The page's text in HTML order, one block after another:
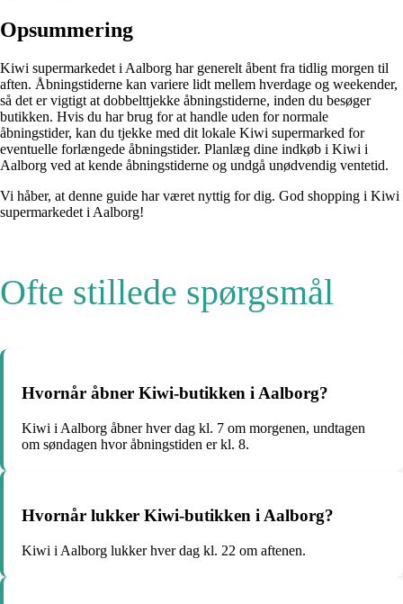
Opsummering
Kiwi supermarkedet i Aalborg har generelt åbent fra tidlig morgen til
aften. Åbningstiderne kan variere lidt mellem hverdage og weekender,
så det er vigtigt at dobbelttjekke åbningstiderne, inden du besøger
butikken. Hvis du har brug for at handle uden for normale
åbningstider, kan du tjekke med dit lokale Kiwi supermarked for
eventuelle forlængede åbningstider. Planlæg dine indkøb i Kiwi i
Aalborg ved at kende åbningstiderne og undgå unødvendig ventetid.
Vi håber, at denne guide har været nyttig for dig. God shopping i Kiwi
supermarkedet i Aalborg!
Ofte stillede spørgsmål
Hvornår åbner Kiwi-butikken i Aalborg?
Kiwi i Aalborg åbner hver dag kl. 7 om morgenen, undtagen
om søndagen hvor åbningstiden er kl. 8.
Hvornår lukker Kiwi-butikken i Aalborg?
Kiwi i Aalborg lukker hver dag kl. 22 om aftenen.